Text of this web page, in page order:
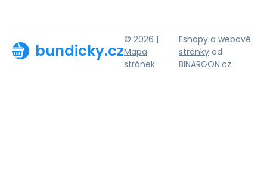
bundicky.cz
© 2026 |
Mapa
stránek
Eshopy a webové
stránky od
BINARGON.cz